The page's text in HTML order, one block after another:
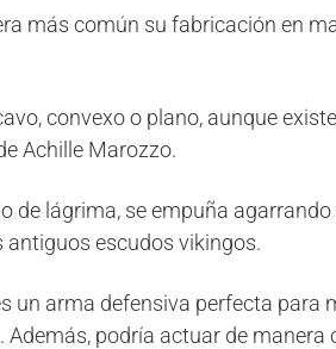
más común su fabricación en
convexo o plano, aunque
Achille Marozzo.
de lágrima, se empuña
antiguos escudos vikingos.
un arma defensiva perfecta para
podría actuar de